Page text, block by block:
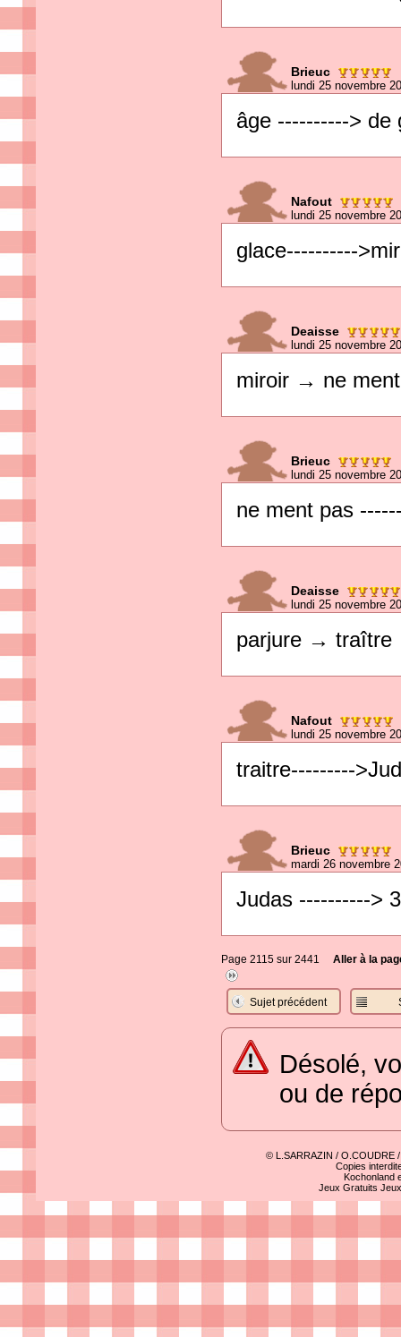
Brieuc
lundi 25 novembre
âge ----------> de
Nafout
lundi 25 novembre
glace----------
Deaisse
lundi 25 novembre
miroir → ne
Brieuc
lundi 25 novembre
ne ment pas
Deaisse
lundi 25 novembre
parjure → traître
Nafout
lundi 25 novembre
traitre---------
Brieuc
mardi 26 novembre
Judas ---------->
Page 2115 sur 2441 Aller à la
Sujet précédent
Désolé,
ou de
© L.SARRAZIN / O.COUDRE
Copies
Kochonland
Jeux Gratuits Jeux